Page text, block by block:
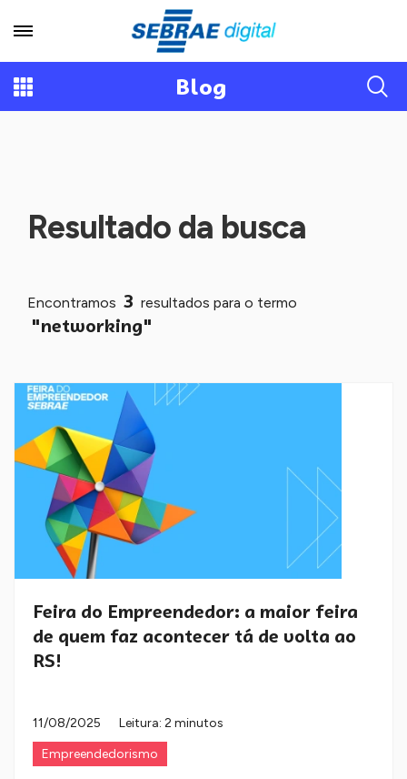
Blog
Resultado da busca
Encontramos 3 resultados para o termo
"networking"
Feira do Empreendedor: a maior feira
de quem faz acontecer tá de volta ao
RS!
11/08/2025
Leitura: 2 minutos
Empreendedorismo